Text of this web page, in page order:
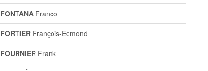
FONTANA Franco
FORTIER François-Edmond
FOURNIER Frank